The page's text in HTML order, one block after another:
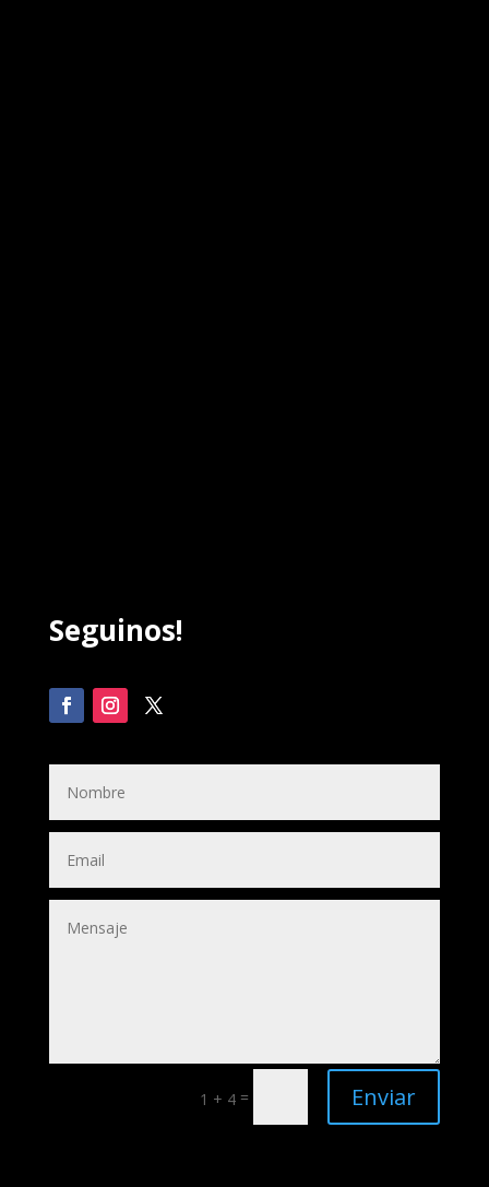
Seguinos!
1 + 4 = Enviar